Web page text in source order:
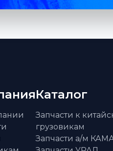
Каталог
Запчасти к
грузовикам
Запчасти а/м